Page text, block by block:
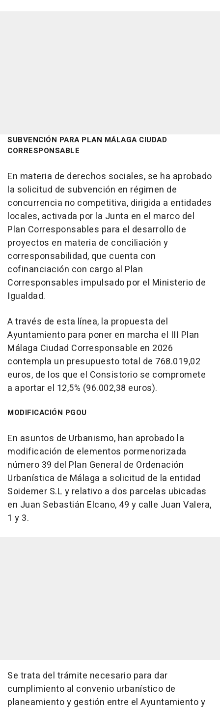
SUBVENCIÓN PARA PLAN MÁLAGA CIUDAD
CORRESPONSABLE
En materia de derechos sociales, se ha aprobado
la solicitud de subvención en régimen de
concurrencia no competitiva, dirigida a entidades
locales, activada por la Junta en el marco del
Plan Corresponsables para el desarrollo de
proyectos en materia de conciliación y
corresponsabilidad, que cuenta con
cofinanciación con cargo al Plan
Corresponsables impulsado por el Ministerio de
Igualdad.
A través de esta línea, la propuesta del
Ayuntamiento para poner en marcha el III Plan
Málaga Ciudad Corresponsable en 2026
contempla un presupuesto total de 768.019,02
euros, de los que el Consistorio se compromete
a aportar el 12,5% (96.002,38 euros).
MODIFICACIÓN PGOU
En asuntos de Urbanismo, han aprobado la
modificación de elementos pormenorizada
número 39 del Plan General de Ordenación
Urbanística de Málaga a solicitud de la entidad
Soidemer S.L y relativo a dos parcelas ubicadas
en Juan Sebastián Elcano, 49 y calle Juan Valera,
1 y 3.
Se trata del trámite necesario para dar
cumplimiento al convenio urbanístico de
planeamiento y gestión entre el Ayuntamiento y